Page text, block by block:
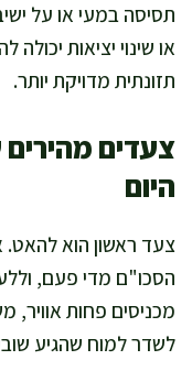
תסיסה במעי או על
או שינוי יציאות
תזונתית מדויקת יותר.
צעדים
היום
צעד ראשון הוא להאט.
הסכו"ם מדי פעם,
מכניסים פחות אוויר,
לשדר למוח שהגיע